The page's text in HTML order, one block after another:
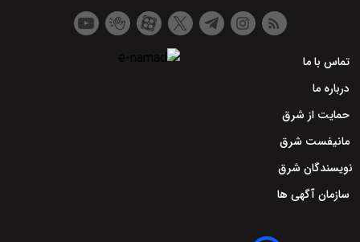
تماس با ما
درباره ما
حمایت از شرق
مانیفست شرق
نویسندگان شرق
سازمان آگهی ها